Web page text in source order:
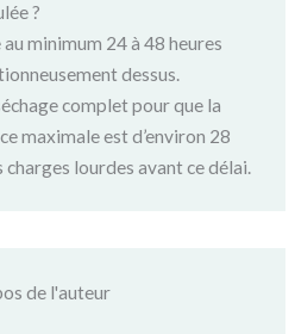
?
minimum 24 à 48 heures
dessus.
complet pour que la
maximale est d’environ 28
lourdes avant ce délai.
de l'auteur